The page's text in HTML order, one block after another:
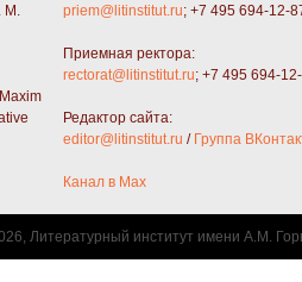
М.
priem@litinstitut.ru; +7 495 694-12-
Приемная ректора:
rectorat@litinstitut.ru; +7 495 694-
Редактор сайта:
editor@litinstitut.ru / Группа
Канал в Max
Литературный институт имени А.М.